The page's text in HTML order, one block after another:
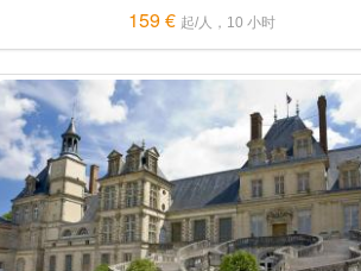
159 € 起/人，10 小时